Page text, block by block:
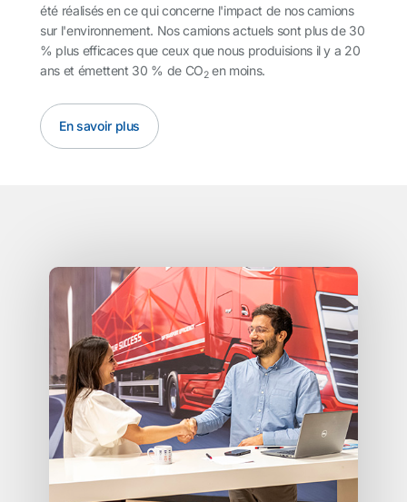
été réalisés en ce qui concerne l'impact de nos camions
sur l'environnement. Nos camions actuels sont plus de 30
% plus efficaces que ceux que nous produisions il y a 20
ans et émettent 30 % de CO2en moins.
En savoir plus